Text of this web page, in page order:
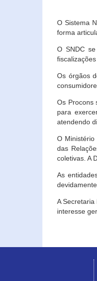
O Sistema
forma
O SNDC
Os órgãos
Os Procons
para
atendendo
O Ministério
das
coletivas. A
As
A
interesse